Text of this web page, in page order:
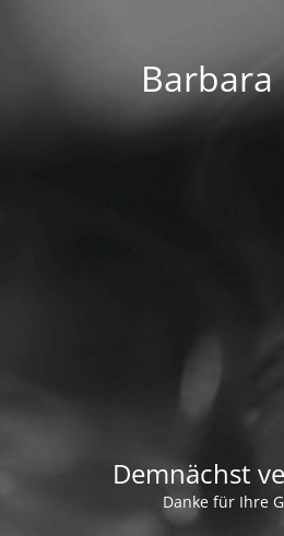
Barbara
Demnächst
Danke für Ihre